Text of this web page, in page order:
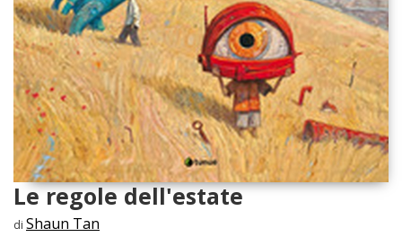
Le regole dell'estate
di Shaun Tan